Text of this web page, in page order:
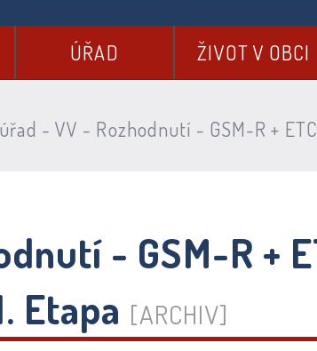
ÚŘAD ŽIVOT V OBCI
- VV - Rozhodnutí - GSM-R +
- GSM-R +
Etapa [ARCHIV]